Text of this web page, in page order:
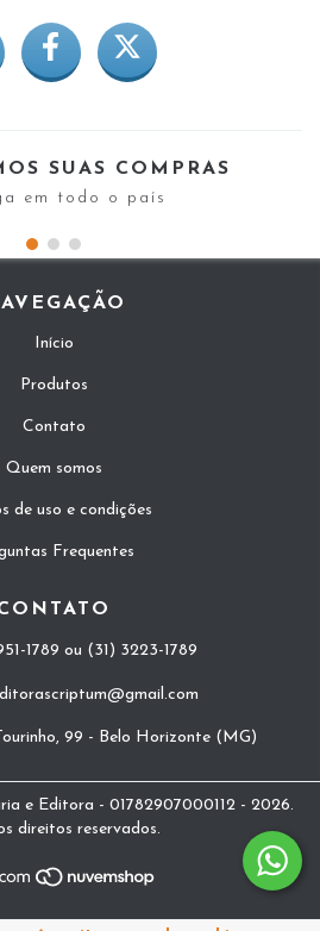
SUAS COMPRAS
em todo o país
Início
Produtos
Contato
Quem somos
de uso e condições
Frequentes
1789 ou (31) 3223-1789
99 - Belo Horizonte (MG)
e Editora - 01782907000112 - 2026.
direitos reservados.